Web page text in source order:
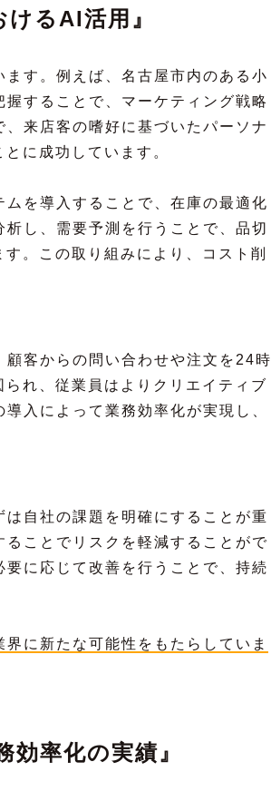
るAI活用』
す。例えば、名古屋市内のある小
することで、マーケティング戦略
来店客の嗜好に基づいたパーソナ
に成功しています。
を導入することで、在庫の最適化
し、需要予測を行うことで、品切
。この取り組みにより、コスト削
客からの問い合わせや注文を24時
れ、従業員はよりクリエイティブ
入によって業務効率化が実現し、
自社の課題を明確にすることが重
ことでリスクを軽減することがで
に応じて改善を行うことで、持続
に新たな可能性をもたらしていま
効率化の実績』